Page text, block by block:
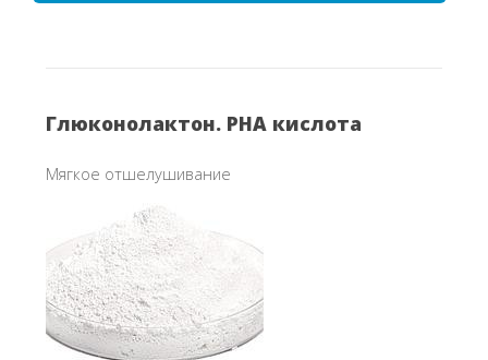
Глюконолактон. PHA кислота
Мягкое отшелушивание